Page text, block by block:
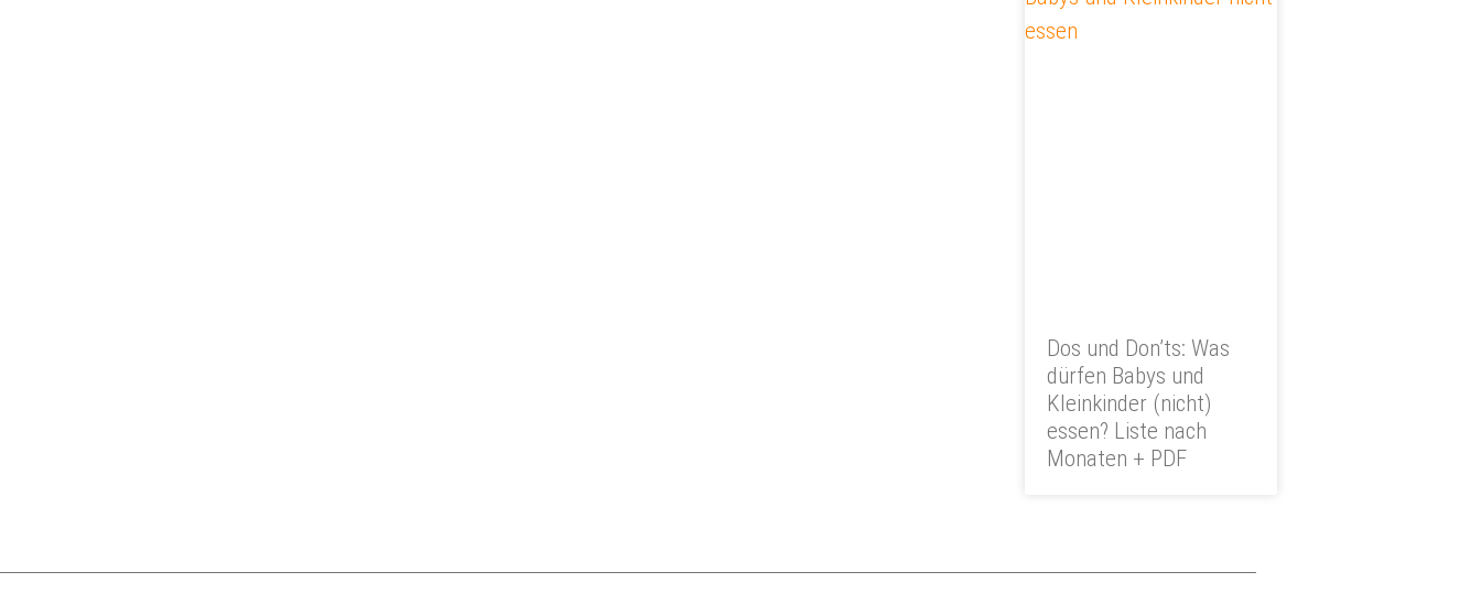
Dos und Don’ts: Was
dürfen Babys und
Kleinkinder (nicht)
essen? Liste nach
Monaten + PDF